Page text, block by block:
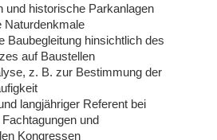
und historische Parkanlagen
Naturdenkmale
Baubegleitung hinsichtlich des
auf Baustellen
z. B. zur Bestimmung der
langjähriger Referent bei
und
Kongressen